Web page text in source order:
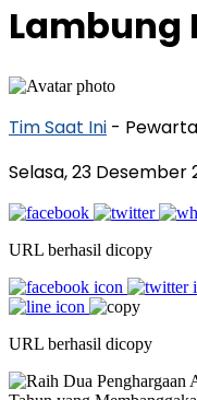
Tim Saat Ini - Pewarta
Selasa, 23 Desember
URL berhasil dicopy
URL berhasil dicopy